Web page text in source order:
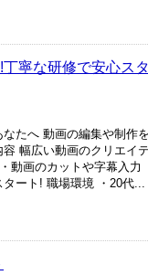
寧な研修で安心ス
なたへ 動画の編集や制
幅広い動画のクリエイ
動画のカットや字幕入
ート! 職場環境 ・20代...